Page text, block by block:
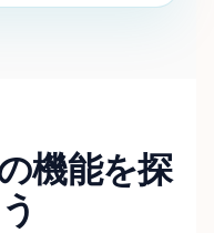
機能を探